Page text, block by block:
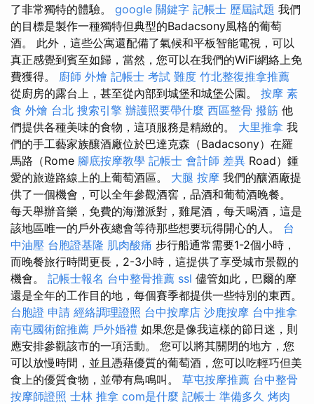
了非常獨特的體驗。 google 關鍵字 記帳士 歷屆試題 我們
的目標是製作一種獨特但典型的Badacsony風格的葡萄
酒。 此外，這些公寓還配備了氣候和平板智能電視，可以
真正感覺到賓至如歸，當然，您可以在我們的WiFi網絡上免
費獲得。 廚師 外燴 記帳士 考試 難度 竹北整復推拿推薦
從廚房的露台上，甚至從內部到城堡和城堡公園。 按摩 素
食 外燴 台北 搜索引擎 辦護照要帶什麼 西區整骨 撥筋 他
們提供各種美味的食物，這項服務是精緻的。 大里推拿 我
們的手工藝家族釀酒廠位於巴達克森（Badacsony）在羅
馬路（Rome 腳底按摩教學 記帳士 會計師 差異 Road）鍾
愛的旅遊路線上的上葡萄酒區。 大腿 按摩 我們的釀酒廠提
供了一個機會，可以全年參觀酒窖，品酒和葡萄酒晚餐。
每天舉辦音樂，免費的海灘派對，雞尾酒，每天喝酒，這是
該地區唯一的戶外夜總會等待那些想要玩得開心的人。 台
中油壓 台胞證基隆 肌肉酸痛 步行船通常需要1-2個小時，
而晚餐旅行時間更長，2-3小時，這提供了享受城市景觀的
機會。 記帳士報名 台中整骨推薦 ssl 儘管如此，巴爾的摩
還是全年的工作目的地，每個賽季都提供一些特別的東西。
台胞證 申請 經絡調理證照 台中按摩店 沙鹿按摩 台中推拿
南屯國術館推薦 戶外婚禮 如果您是像我這樣的節日迷，則
應安排參觀該市的一項活動。 您可以將其關閉的地方，您
可以放慢時間，並且憑藉優質的葡萄酒，您可以吃輕巧但美
食上的優質食物，並帶有鳥鳴叫。 草屯按摩推薦 台中整骨
按摩師證照 士林 推拿 com是什麼 記帳士 準備多久 烤肉